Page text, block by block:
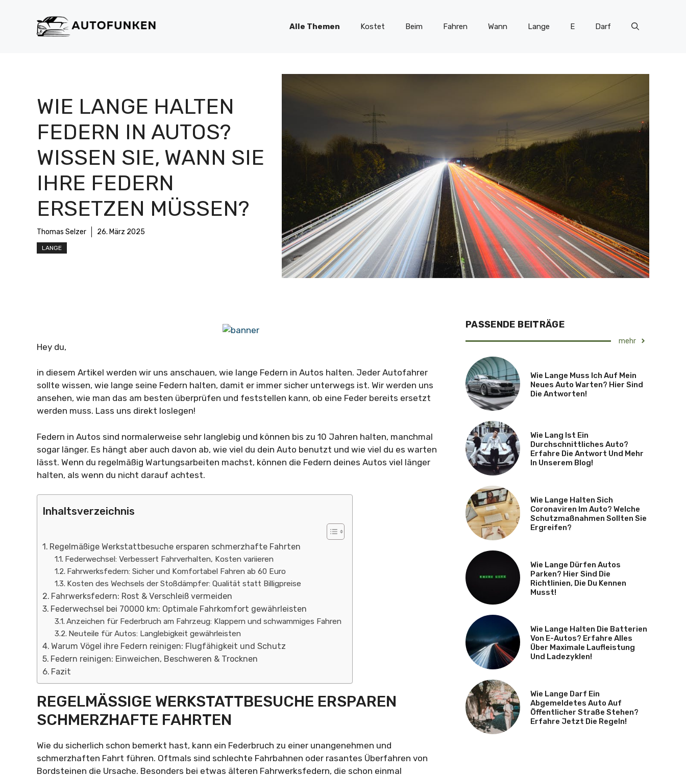
Alle Themen Kostet Beim Fahren Wann Lange E Darf
WIE LANGE HALTEN
FEDERN IN AUTOS?
WISSEN SIE, WANN SIE
IHRE FEDERN
ERSETZEN MÜSSEN?
Thomas Selzer 26. März 2025
LANGE
Hey du,
in diesem Artikel werden wir uns anschauen, wie lange Federn in Autos halten. Jeder Autofahrer
sollte wissen, wie lange seine Federn halten, damit er immer sicher unterwegs ist. Wir werden uns
ansehen, wie man das am besten überprüfen und feststellen kann, ob eine Feder bereits ersetzt
werden muss. Lass uns direkt loslegen!
Federn in Autos sind normalerweise sehr langlebig und können bis zu 10 Jahren halten, manchmal
sogar länger. Es hängt aber auch davon ab, wie viel du dein Auto benutzt und wie viel du es warten
lässt. Wenn du regelmäßig Wartungsarbeiten machst, können die Federn deines Autos viel länger
halten, als wenn du nicht darauf achtest.
Inhaltsverzeichnis
Regelmäßige Werkstattbesuche ersparen schmerzhafte Fahrten
Federwechsel: Verbessert Fahrverhalten, Kosten variieren
Fahrwerksfedern: Sicher und Komfortabel Fahren ab 60 Euro
Kosten des Wechsels der Stoßdämpfer: Qualität statt Billigpreise
Fahrwerksfedern: Rost & Verschleiß vermeiden
Federwechsel bei 70000 km: Optimale Fahrkomfort gewährleisten
Anzeichen für Federbruch am Fahrzeug: Klappern und schwammiges Fahren
Neuteile für Autos: Langlebigkeit gewährleisten
Warum Vögel ihre Federn reinigen: Flugfähigkeit und Schutz
Federn reinigen: Einweichen, Beschweren & Trocknen
Fazit
REGELMÄSSIGE WERKSTATTBESUCHE ERSPAREN S
CHMERZHAFTE FAHRTEN
Wie du sicherlich schon bemerkt hast, kann ein Federbruch zu einer unangenehmen und
schmerzhaften Fahrt führen. Oftmals sind schlechte Fahrbahnen oder rasantes Überfahren von
Bordsteinen die Ursache. Besonders bei etwas älteren Fahrwerksfedern, die schon einmal
PASSENDE BEITRÄGE
mehr
Wie Lange Muss Ich Auf Mein
Neues Auto Warten? Hier Sind
Die Antworten!
Wie Lang Ist Ein
Durchschnittliches Auto?
Erfahre Die Antwort Und Mehr
In Unserem Blog!
Wie Lange Halten Sich
Coronaviren Im Auto? Welche
Schutzmaßnahmen Sollten Sie
Ergreifen?
Wie Lange Dürfen Autos
Parken? Hier Sind Die
Richtlinien, Die Du Kennen
Musst!
Wie Lange Halten Die Batterien
Von E-Autos? Erfahre Alles
Über Maximale Laufleistung
Und Ladezyklen!
Wie Lange Darf Ein
Abgemeldetes Auto Auf
Öffentlicher Straße Stehen?
Erfahre Jetzt Die Regeln!